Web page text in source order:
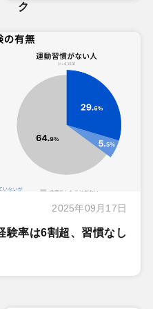
ク
2025年09月17日
験率は6割超、習慣なし